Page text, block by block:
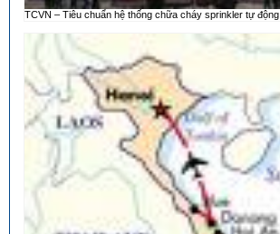
TCVN – Tiêu chuẩn hệ thống chữa cháy sprinkler tự động